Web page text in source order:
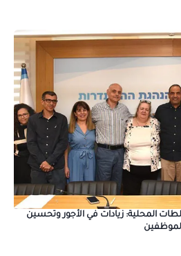
المحلية: زيادات في الأجور وتحسين